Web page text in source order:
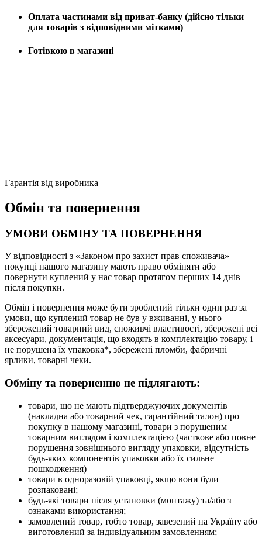
Оплата частинами від приват-банку (дійсно тільки
для товарів з відповідними мітками)
Готівкою в магазині
Гарантія від виробника
Обмін та повернення
УМОВИ ОБМІНУ ТА ПОВЕРНЕННЯ
У відповідності з «Законом про захист прав споживача»
покупці нашого магазину мають право обміняти або
повернути куплений у нас товар протягом перших 14 днів
після покупки.
Обмін і повернення може бути зроблений тільки один раз за
умови, що куплений товар не був у вживанні, у нього
збережений товарний вид, споживчі властивості, збережені всі
аксесуари, документація, що входять в комплектацію товару, і
не порушена їх упаковка*, збережені пломби, фабричні
ярлики, товарні чеки.
Обміну та поверненню не підлягають:
товари, що не мають підтверджуючих документів
(накладна або товарний чек, гарантійний талон) про
покупку в нашому магазині, товари з порушеним
товарним виглядом і комплектацією (часткове або повне
порушення зовнішнього вигляду упаковки, відсутність
будь-яких компонентів упаковки або їх сильне
пошкодження)
товари в одноразовій упаковці, якщо вони були
розпаковані;
будь-які товари після установки (монтажу) та/або з
ознаками використання;
замовлений товар, тобто товар, завезений на Україну або
виготовлений за індивідуальним замовленням;